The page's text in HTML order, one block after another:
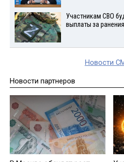
Участникам СВО
выплаты за ранения
Новости
Новости партнеров